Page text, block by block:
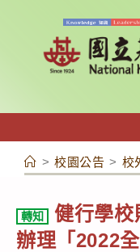
容
> 校園公告 > 校
轉知
健行學校
辦理「2022